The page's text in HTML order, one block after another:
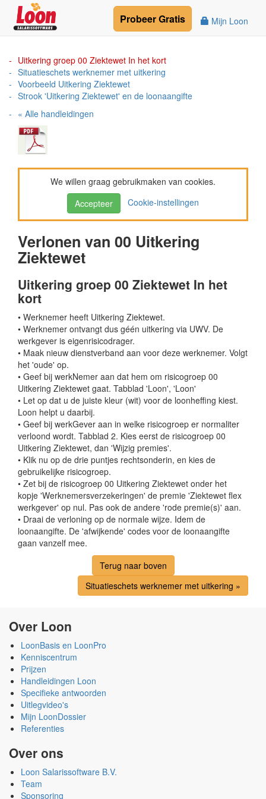
Mijn Loon
ProbeerGratis
Uitkering groep 00 Ziektewet In het kort
Situatieschets werknemer met uitkering
Voorbeeld Uitkering Ziektewet
Strook 'Uitkering Ziektewet' en de loonaangifte
« Alle handleidingen
We willen graag gebruikmaken van cookies.
Accepteer
Cookie-instellingen
Verlonen van 00 Uitkering
Ziektewet
Uitkering groep 00 Ziektewet In het
kort
• Werknemer heeft Uitkering Ziektewet.
• Werknemer ontvangt dus géén uitkering via UWV. De
werkgever is eigenrisicodrager.
• Maak nieuw dienstverband aan voor deze werknemer. Volgt
het 'oude' op.
• Geef bij werkNemer aan dat hem om risicogroep 00
Uitkering Ziektewet gaat. Tabblad 'Loon', 'Loon'
• Let op dat u de juiste kleur (wit) voor de loonheffing kiest.
Loon helpt u daarbij.
• Geef bij werkGever aan in welke risicogroep er normaliter
verloond wordt. Tabblad 2. Kies eerst de risicogroep 00
Uitkering Ziektewet, dan 'Wijzig premies'.
• Klik nu op de drie puntjes rechtsonderin, en kies de
gebruikelijke risicogroep.
• Zet bij de risicogroep 00 Uitkering Ziektewet onder het
kopje 'Werknemersverzekeringen' de premie 'Ziektewet flex
werkgever' op nul. Pas ook de andere 'rode premie(s)' aan.
• Draai de verloning op de normale wijze. Idem de
loonaangifte. De 'afwijkende' codes voor de loonaangifte
gaan vanzelf mee.
Terug naar boven
Situatieschets werknemer met uitkering »
Over Loon
LoonBasis en LoonPro
Kenniscentrum
Prijzen
Handleidingen Loon
Specifieke antwoorden
Uitlegvideo's
Mijn LoonDossier
Referenties
Over ons
Loon Salarissoftware B.V.
Team
Sponsoring